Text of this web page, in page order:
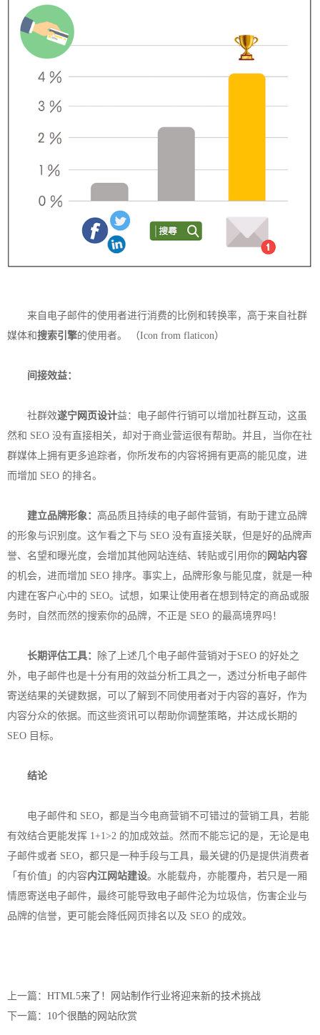
来自电子邮件的使用者进行消费的比例和转换率，高于来自社群
媒体和搜索引擎的使用者。 （Icon from flaticon）
间接效益：
社群效遂宁 网页设计益：电子邮件行销可以增加社群互动，这虽
然和 SEO 没有直接相关，却对于商业营运很有帮助。并且，当你在社
群媒体上拥有更多追踪者，你所发布的内容将拥有更高的能见度，进
而增加 SEO 的排名。
建立品牌形象： 高品质且持续的电子邮件营销，有助于建立品牌
的形象与识别度。这乍看之下与 SEO 没有直接关联，但是好的品牌声
誉、名望和曝光度，会增加其他网站连结、转贴或引用你的 网站内容
的机会，进而增加 SEO 排序。事实上，品牌形象与能见度，就是一种
内建在客户心中的 SEO。试想，如果让使用者在想到特定的商品或服
务时，自然而然的搜索你的品牌，不正是 SEO 的最高境界吗！
长期评估工具：
除了上述几个电子邮件营销对于SEO 的好处之
外，电子邮件也是十分有用的效益分析工具之一，透过分析电子邮件
寄送结果的关键数据，可以了解到不同使用者对于内容的喜好，作为
内容分众的依据。而这些资讯可以帮助你调整策略，并达成长期的
SEO 目标。
结论
电子邮件和 SEO，都是当今电商营销不可错过的营销工具，若能
有效结合更能发挥 1+1>2 的加成效益。然而不能忘记的是，无论是电
子邮件或者 SEO，都只是一种手段与工具，最关键的仍是提供消费者
「有价值」的内容内江网站建设。水能载舟，亦能覆舟，若只是一厢
情愿寄送电子邮件，最终可能导致电子邮件沦为垃圾信，伤害企业与
品牌的信誉，更可能会降低网页排名以及 SEO 的成效。
上一篇： HTML5来了！网站制作行业将迎来新的技术挑战
下一篇： 10个很酷的网站欣赏